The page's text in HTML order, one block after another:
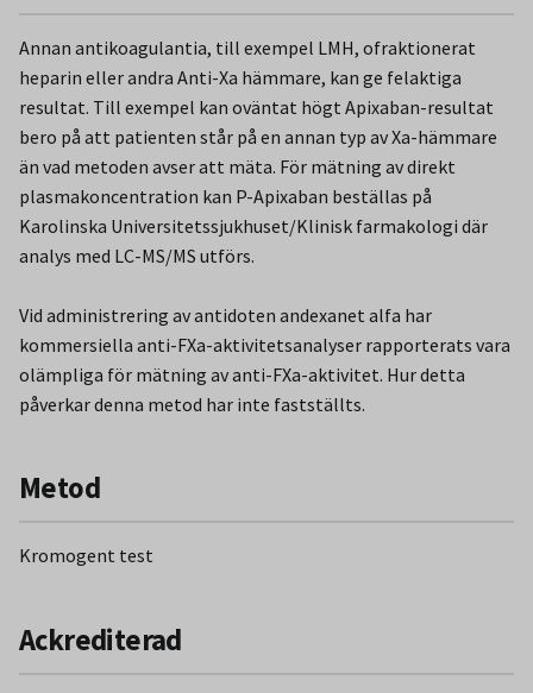
med extremt avvikande kroppsvikt eller misstänkt
intoxikation. I denna metod mäts den faktor Xa-hämmande
aktiviteten i patientens plasma. Genom jämförelse med en
specifik referenskurva kan koncentrationen av hämmare
översättas i en masskoncentration av läkemedlet i denna
metod.
Vid oväntat högt värde kan detta bero på att patienten står
mäta. Mätning av direkt plasmakoncentration av apixaban
utförs vid Karolinska Universitetssjukhuset/Klinisk
farmakologi med LC-MS/MS teknik.
Annan antikoagulantia, till exempel LMH, ofraktionerat
heparin eller andra Anti-Xa hämmare, kan ge felaktiga
resultat. Till exempel kan oväntat högt Apixaban-resultat
bero på att patienten står på en annan typ av Xa-hämmare
än vad metoden avser att mäta. För mätning av direkt
plasmakoncentration kan P-Apixaban beställas på
Karolinska Universitetssjukhuset/Klinisk farmakologi där
analys med LC-MS/MS utförs.
Vid administrering av antidoten andexanet alfa har
kommersiella anti-FXa-aktivitetsanalyser rapporterats vara
olämpliga för mätning av anti-FXa-aktivitet. Hur detta
påverkar denna metod har inte fastställts.
Metod
Kromogent test
Ackrediterad